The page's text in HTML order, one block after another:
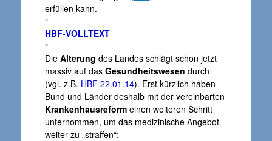
erfüllen kann.
°
HBF-VOLLTEXT
°
Die Alterung des Landes schlägt schon jetzt
massiv auf das Gesundheitswesen durch
(vgl. z.B. HBF 22.01.14). Erst kürzlich haben
Bund und Länder deshalb mit der vereinbarten
Krankenhausreformeinen weiteren Schritt
unternommen, um das medizinische Angebot
weiter zu „straffen“: